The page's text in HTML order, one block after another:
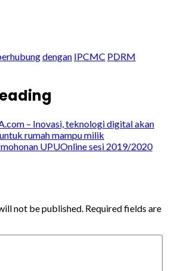
dengan IPCMC PDRM
– Inovasi, teknologi digital akan
rumah mampu milik
UPUOnline sesi 2019/2020
not be published. Required fields are